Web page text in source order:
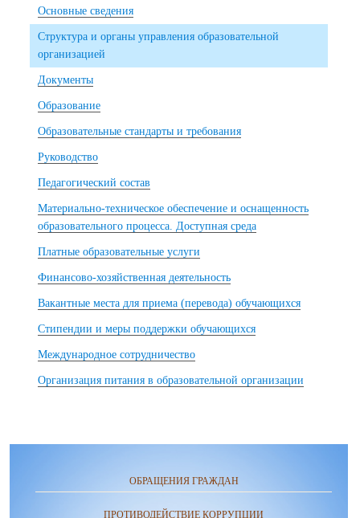
Основные сведения
Структура и органы управления образовательной
организацией
Документы
Образование
Образовательные стандарты и требования
Руководство
Педагогический состав
Материально-техническое обеспечение и оснащенность
образовательного процесса. Доступная среда
Платные образовательные услуги
Финансово-хозяйственная деятельность
Вакантные места для приема (перевода) обучающихся
Стипендии и меры поддержки обучающихся
Международное сотрудничество
Организация питания в образовательной организации
ОБРАЩЕНИЯ ГРАЖДАН
ПРОТИВОДЕЙСТВИЕ КОРРУПЦИИ